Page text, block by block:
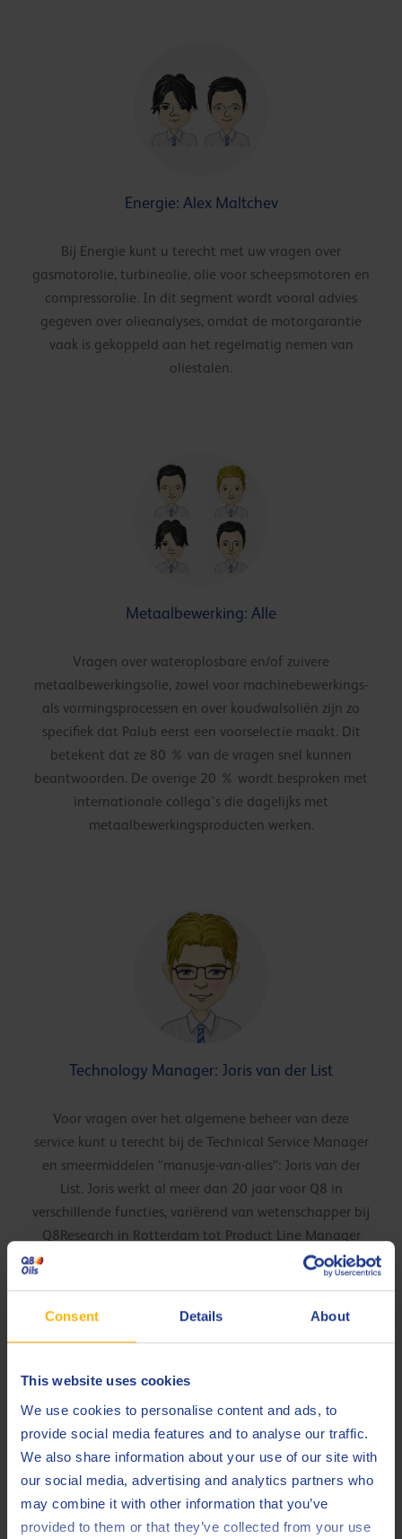
Consent Details About
This website uses cookies
We use cookies to personalise content and ads, to
provide social media features and to analyse our traffic.
We also share information about your use of our site with
our social media, advertising and analytics partners who
may combine it with other information that you’ve
provided to them or that they’ve collected from your use
Energie: Alex Maltchev
Bij Energie kunt u terecht met uw vragen over
gasmotorolie, turbineolie, olie voor scheepsmotoren en
compressorolie. In dit segment wordt vooral advies
gegeven over olieanalyses, omdat de motorgarantie
vaak is gekoppeld aan het regelmatig nemen van
oliestalen.
Metaalbewerking: Alle
Vragen over wateroplosbare en/of zuivere
metaalbewerkingsolie, zowel voor machinebewerkings-
als vormingsprocessen en over koudwalsoliën zijn zo
specifiek dat Palub eerst een voorselectie maakt. Dit
betekent dat ze 80 % van de vragen snel kunnen
beantwoorden. De overige 20 % wordt besproken met
internationale collega’s die dagelijks met
metaalbewerkingsproducten werken.
Technology Manager: Joris van der List
Voor vragen over het algemene beheer van deze
service kunt u terecht bij de Technical Service Manager
en smeermiddelen “manusje-van-alles”: Joris van der
List. Joris werkt al meer dan 20 jaar voor Q8 in
verschillende functies, variërend van wetenschapper bij
Q8Research in Rotterdam tot Product Line Manager
Junior Sales Engineer: Bram De Moerloose